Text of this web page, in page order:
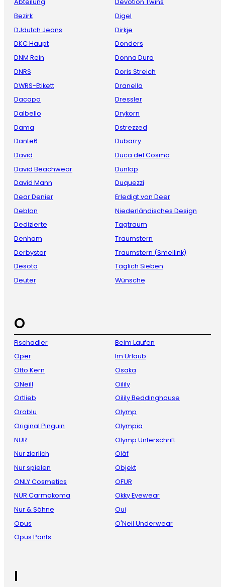
Abteilung
Bezirk
DJdutch Jeans
DKC Haupt
DNM Rein
DNRS
DWRS-Etikett
Dacapo
Dalbello
Dama
Dante6
David
David Beachwear
David Mann
Dear Denier
Deblon
Dedizierte
Denham
Derbystar
Desoto
Deuter
Devotion Twins
Digel
Dirkje
Donders
Donna Dura
Doris Streich
Dranella
Dressler
Drykorn
Dstrezzed
Dubarry
Duca del Cosma
Dunlop
Duquezzi
Erledigt von Deer
Niederländisches Design
Tagtraum
Traumstern
Traumstern (Smellink)
Täglich Sieben
Wünsche
O
Fischadler
Oper
Otto Kern
ONeill
Ortlieb
Oroblu
Original Pinguin
NUR
Nur zierlich
Nur spielen
ONLY Cosmetics
NUR Carmakoma
Nur & Söhne
Opus
Opus Pants
Beim Laufen
Im Urlaub
Osaka
Oilily
Oilily Beddinghouse
Olymp
Olympia
Olymp Unterschrift
Oläf
Objekt
OFUR
Okky Eyewear
Oui
O'Neil Underwear
I